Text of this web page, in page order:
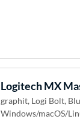
LogitechMX
graphit, Logi Bolt,
Windows/macOS/